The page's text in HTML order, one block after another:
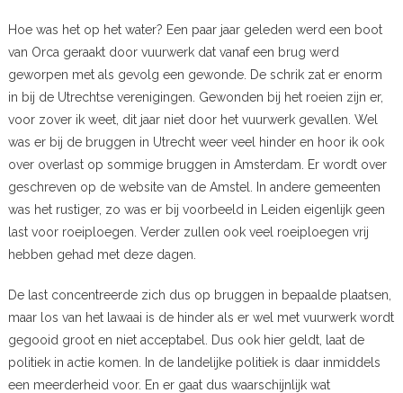
Hoe was het op het water? Een paar jaar geleden werd een boot
van Orca geraakt door vuurwerk dat vanaf een brug werd
geworpen met als gevolg een gewonde. De schrik zat er enorm
in bij de Utrechtse verenigingen. Gewonden bij het roeien zijn er,
voor zover ik weet, dit jaar niet door het vuurwerk gevallen. Wel
was er bij de bruggen in Utrecht weer veel hinder en hoor ik ook
over overlast op sommige bruggen in Amsterdam. Er wordt over
geschreven op de website van de Amstel. In andere gemeenten
was het rustiger, zo was er bij voorbeeld in Leiden eigenlijk geen
last voor roeiploegen. Verder zullen ook veel roeiploegen vrij
hebben gehad met deze dagen.
De last concentreerde zich dus op bruggen in bepaalde plaatsen,
maar los van het lawaai is de hinder als er wel met vuurwerk wordt
gegooid groot en niet acceptabel. Dus ook hier geldt, laat de
politiek in actie komen. In de landelijke politiek is daar inmiddels
een meerderheid voor. En er gaat dus waarschijnlijk wat